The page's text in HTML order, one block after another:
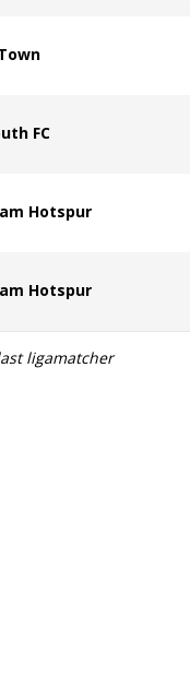
FC
Hotspur
Hotspur
ligamatcher